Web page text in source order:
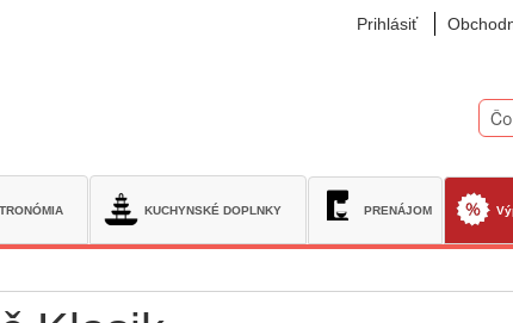
Prihlásiť
KUCHYNSKÉ DOPLNKY PRENÁJOM